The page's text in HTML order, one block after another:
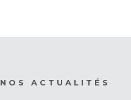
NOS ACTUALITÉS